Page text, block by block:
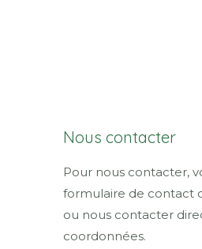
Nous contacter
Pour nous contacter,
formulaire de contact
ou nous contacter
coordonnées.